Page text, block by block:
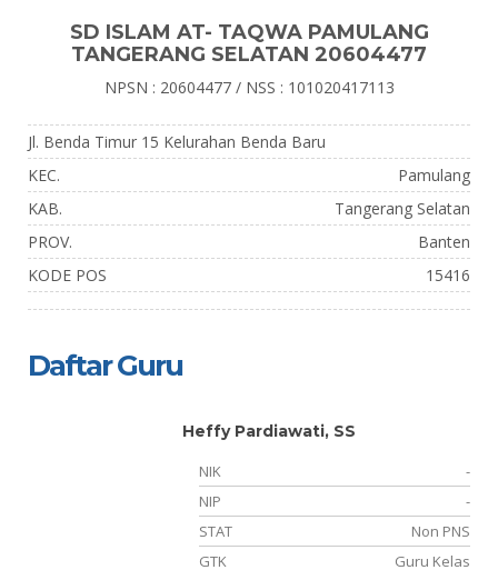
SD ISLAM AT- TAQWA PAMULANG
TANGERANG SELATAN 20604477
NPSN : 20604477 / NSS : 101020417113
Jl. Benda Timur 15 Kelurahan Benda Baru
KEC.
Pamulang
KAB.
Tangerang Selatan
PROV.
Banten
KODE POS
15416
Daftar Guru
Heffy Pardiawati, SS
NIK
-
NIP
-
STAT
Non PNS
GTK
Guru Kelas